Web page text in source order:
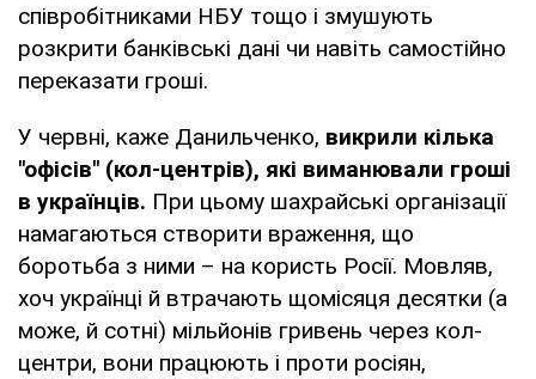
співробітниками НБУ тощо і змушують
розкрити банківські дані чи навіть самостійно
переказати гроші.
У червні, каже Данильченко, викрили кілька
"офісів" (кол-центрів), які виманювали гроші
в українців. При цьому шахрайські організації
намагаються створити враження, що
боротьба з ними – на користь Росії. Мовляв,
хоч українці й втрачають щомісяця десятки (а
може, й сотні) мільйонів гривень через кол-
центри, вони працюють і проти росіян,